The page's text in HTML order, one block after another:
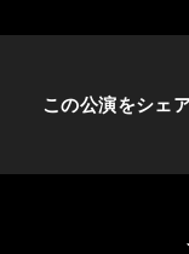
この公演をシェ